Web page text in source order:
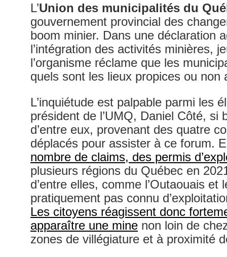
L’Union des municipalités du
gouvernement provincial des
boom minier. Dans une déclaration
l’intégration des activités minières,
l’organisme réclame que les
quels sont les lieux propices ou non
L’inquiétude est palpable parmi les
président de l’UMQ, Daniel Côté, si
d’entre eux, provenant des quatre
déplacés pour assister à ce forum.
nombre de claims, des permis
plusieurs régions du Québec en
d’entre elles, comme l’Outaouais et
pratiquement pas connu
Les citoyens réagissent donc
apparaître une mine non loin de
zones de villégiature et à proximité